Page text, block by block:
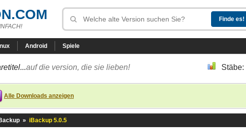
Android Spiele
auf die version, die sie lieben! Stäbe:
Alle Downloads anzeigen
» iBackup 5.0.5